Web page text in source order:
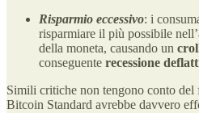
Risparmio eccessivo: i
risparmiare il più possibile
della moneta, causando un
conseguente recessione
Simili critiche non tengono conto del
Bitcoin Standard avrebbe davvero